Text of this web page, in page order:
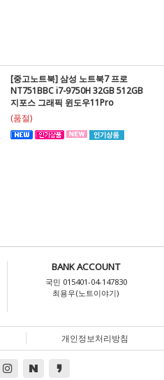
[중고노트북] 삼성 노트북7 프로
NT751BBC i7-9750H 32GB 512GB
지포스 그래픽 윈도우11Pro
(품절)
BANK ACCOUNT
국민 015401-04-147830
최용우(노트이야기)
개인정보처리방침